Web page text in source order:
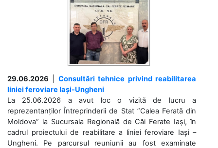
29.06.2026
Consultări tehnice privind reabilitarea
liniei feroviare Iași-Ungheni
La 25.06.2026 a avut loc o vizită de lucru a
reprezentanților Întreprinderii de Stat ”Calea Ferată din
Moldova” la Sucursala Regională de Căi Ferate Iași, în
cadrul proiectului de reabilitare a liniei feroviare Iași –
Ungheni. Pe parcursul reuniunii au fost examinate